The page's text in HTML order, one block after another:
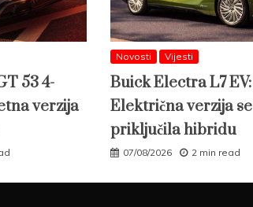
53 4-
verzija
Novosti Vijesti
Buick Electra L7 EV:
Električna verzija se
priključila hibridu
07/08/2026 2 min read